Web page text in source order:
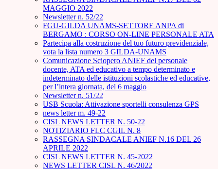
MAGGIO 2022
Newsletter n. 52/22
FGU-GILDA UNAMS-SETTORE ANPA di
BERGAMO : CORSO ON-LINE PERSONALE ATA
Partecipa alla costruzione del tuo futuro previdenziale,
vota la lista numero 3 GILDA-UNAMS
Comunicazione Sciopero ANIEF del personale
docente, ATA ed educativo a tempo determinato e
indeterminato delle istituzioni scolastiche ed educative,
per l’intera giornata, del 6 maggio
Newsletter n. 51/22
USB Scuola: Attivazione sportelli consulenza GPS
news letter m. 49-22
CISL NEWS LETTER N. 50-22
NOTIZIARIO FLC CGIL N. 8
RASSEGNA SINDACALE ANIEF N.16 DEL 26
APRILE 2022
CISL NEWS LETTER N. 45-2022
NEWS LETTER CISL N. 46/2022